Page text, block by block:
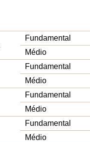
Fundamental
Médio
Fundamental
Médio
Fundamental
Médio
Fundamental
Médio